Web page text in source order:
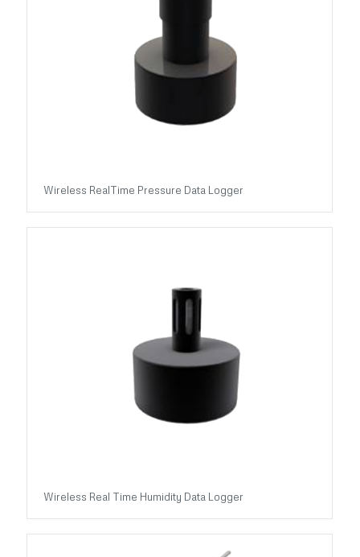
Wireless RealTime Pressure Data Logger
Wireless Real Time Humidity Data Logger